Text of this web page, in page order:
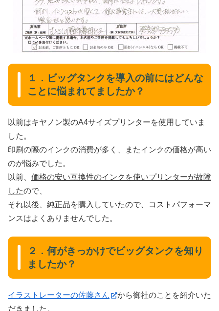
１．ビッグタンクを導入の前にはどんな
ことに悩まれてましたか？
以前はキヤノン製のA4サイズプリンターを使用していま
した。
印刷の際のインクの消費が多く、またインクの価格が高い
のが悩みでした。
以前、 価格の安い互換性のインクを使いプリンターが故障
したので、
それ以後、純正品を購入していたので、コストパフォーマ
ンスはよくありませんでした。
２．何がきっかけでビッグタンクを知り
ましたか？
イラストレーターの佐藤さん
から御社のことを紹介いた
だきました。